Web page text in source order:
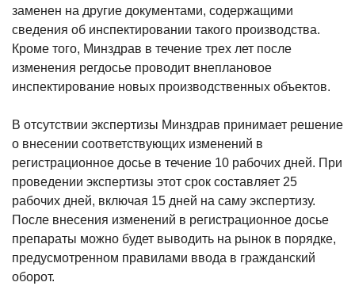
заменен на другие документами, содержащими
сведения об инспектировании такого производства.
Кроме того, Минздрав в течение трех лет после
изменения регдосье проводит внеплановое
инспектирование новых производственных объектов.
В отсутствии экспертизы Минздрав принимает решение
о внесении соответствующих изменений в
регистрационное досье в течение 10 рабочих дней. При
проведении экспертизы этот срок составляет 25
рабочих дней, включая 15 дней на саму экспертизу.
После внесения изменений в регистрационное досье
препараты можно будет выводить на рынок в порядке,
предусмотренном правилами ввода в гражданский
оборот.